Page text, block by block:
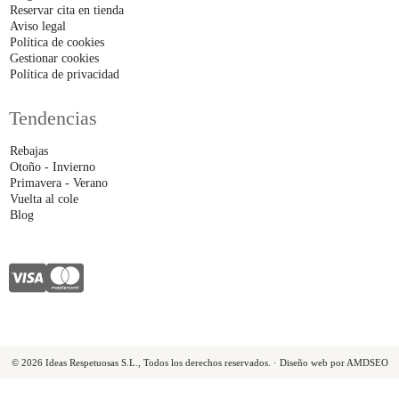
Reservar cita en tienda
Aviso legal
Política de cookies
Gestionar cookies
Política de privacidad
Tendencias
Rebajas
Otoño - Invierno
Primavera - Verano
Vuelta al cole
Blog
© 2026 Ideas Respetuosas S.L., Todos los derechos reservados. · Diseño web por AMDSEO